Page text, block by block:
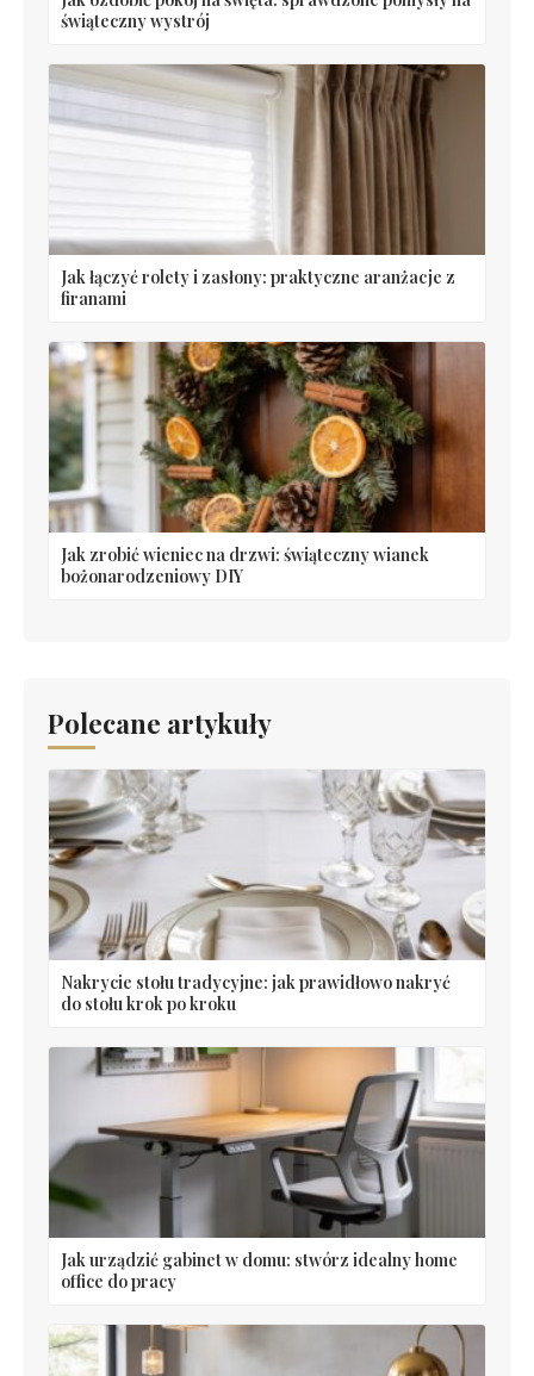
świąteczny wystrój
Jak łączyć rolety i zasłony: praktyczne aranżacje z
firanami
Jak zrobić wieniec na drzwi: świąteczny wianek
bożonarodzeniowy DIY
Polecane artykuły
Nakrycie stołu tradycyjne: jak prawidłowo nakryć
do stołu krok po kroku
Jak urządzić gabinet w domu: stwórz idealny home
office do pracy